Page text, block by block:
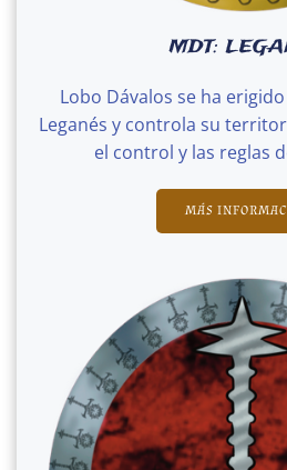
MDT:
Lobo Dávalos se ha
Leganés y controla su
el control y las reglas
MÁS